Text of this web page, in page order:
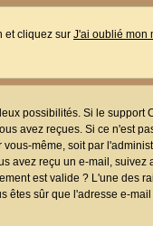
et cliquez sur J'ai oublié mon
possibilités. Si le support
avez reçues. Si ce n'est
même, soit par
avez reçu un e-mail, suivez
est valide ? L'une des
êtes sûr que l'adresse e-